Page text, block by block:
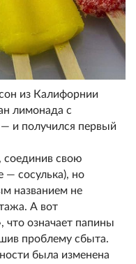
из Калифорнии
лимонада с
и получился первый
соединив свою
— сосулька), но
названием не
А вот
что означает папины
проблему сбыта.
была изменена